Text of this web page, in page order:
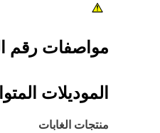
مواصفات رقم
الموديلات
منتجات الغابات